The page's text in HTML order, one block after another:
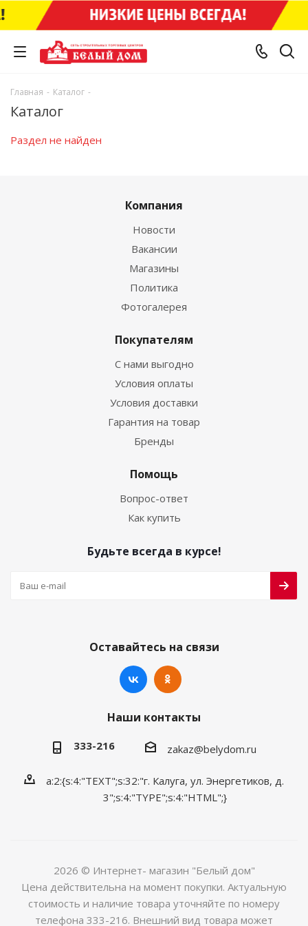
Главная - Каталог -
Каталог
Раздел не найден
Компания
Новости
Вакансии
Магазины
Политика
Фотогалерея
Покупателям
С нами выгодно
Условия оплаты
Условия доставки
Гарантия на товар
Бренды
Помощь
Вопрос-ответ
Как купить
Будьте всегда в курсе!
Оставайтесь на связи
Наши контакты
333-216 zakaz@belydom.ru
a:2:{s:4:"TEXT";s:32:"г. Калуга, ул. Энергетиков, д.
3";s:4:"TYPE";s:4:"HTML";}
2026 © Интернет- магазин "Белый дом"
Цена действительна на момент покупки. Актуальную
стоимость и наличие товара уточняйте по номеру
телефона 333-216. Внешний вид товара может